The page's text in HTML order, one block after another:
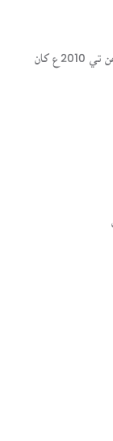
سنڌسلامت ڪتاب گهر ھڪ آن لائين لائبريري آھي، جنھن تي 2010ع کان